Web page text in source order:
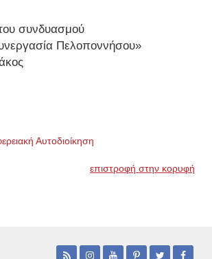
συνδυασμού
Πελοποννήσου»
Αυτοδιοίκηση
επιστροφή στην κορυφή